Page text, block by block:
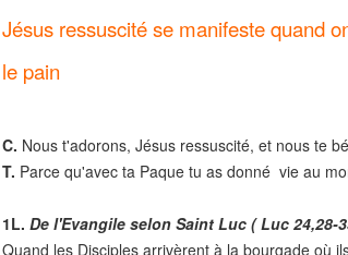
Jésus ressuscité se manifeste quand
le pain
C. Nous t'adorons, Jésus ressuscité, et nous te
T. Parce qu'avec ta Paque tu as donné vie au
1L. De l'Evangile selon Saint Luc ( Luc 24,28-
Quand les Disciples arrivèrent à la bourgade où